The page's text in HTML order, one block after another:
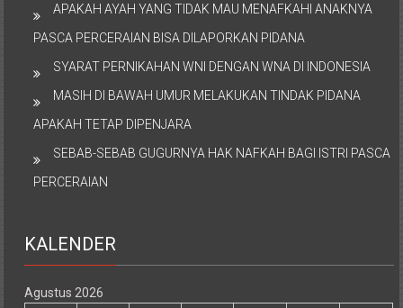
APAKAH AYAH YANG TIDAK MAU MENAFKAHI ANAKNYA
PASCA PERCERAIAN BISA DILAPORKAN PIDANA
SYARAT PERNIKAHAN WNI DENGAN WNA DI INDONESIA
MASIH DI BAWAH UMUR MELAKUKAN TINDAK PIDANA
APAKAH TETAP DIPENJARA
SEBAB-SEBAB GUGURNYA HAK NAFKAH BAGI ISTRI PASCA
PERCERAIAN
KALENDER
Agustus 2026